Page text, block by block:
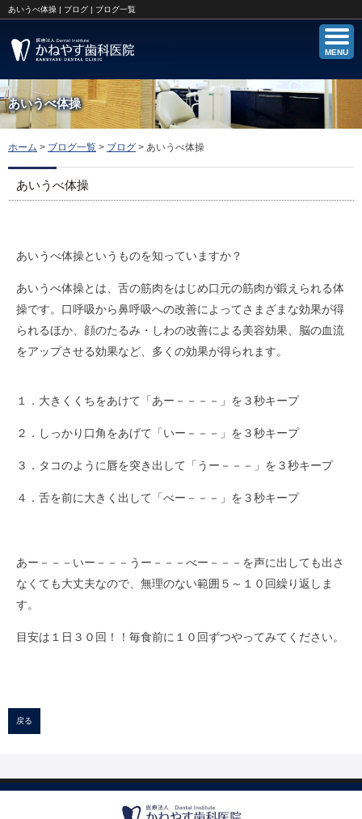
あいうべ体操 | ブログ | ブログ一覧
MENU
あいうべ体操
ホーム > ブログ一覧 > ブログ > あいうべ体操
あいうべ体操
あいうべ体操というものを知っていますか？
あいうべ体操とは、舌の筋肉をはじめ口元の筋肉が鍛えられる体
操です。口呼吸から鼻呼吸への改善によってさまざまな効果が得
られるほか、顔のたるみ・しわの改善による美容効果、脳の血流
をアップさせる効果など、多くの効果が得られます。
１．大きくくちをあけて「あー－－－－」を３秒キープ
２．しっかり口角をあげて「いー－－－」を３秒キープ
３．タコのように唇を突き出して「うー－－－」を３秒キープ
４．舌を前に大きく出して「べー－－－」を３秒キープ
あー－－－いー－－－うー－－－べー－－－を声に出しても出さ
なくても大丈夫なので、無理のない範囲５～１０回繰り返しま
す。
目安は１日３０回！！毎食前に１０回ずつやってみてください。
戻る